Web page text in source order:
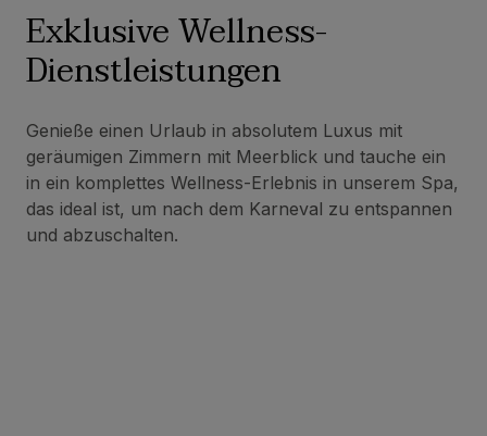
Exklusive Wellness-
Dienstleistungen
Genieße einen Urlaub in absolutem Luxus mit
geräumigen Zimmern mit Meerblick und tauche ein
in ein komplettes Wellness-Erlebnis in unserem Spa,
das ideal ist, um nach dem Karneval zu entspannen
und abzuschalten.